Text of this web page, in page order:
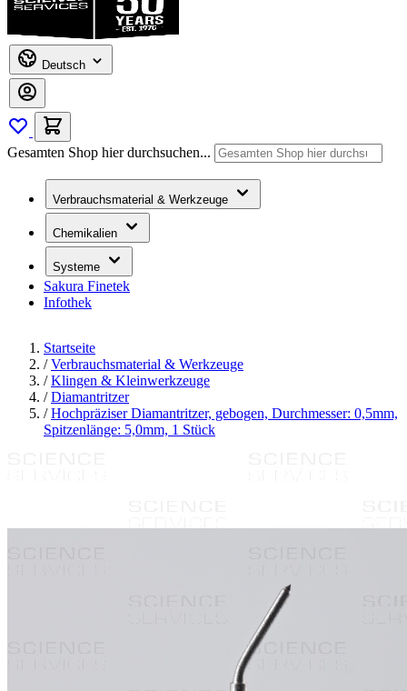
Deutsch
Gesamten Shop hier durchsuchen...
Verbrauchsmaterial & Werkzeuge
Chemikalien
Systeme
Sakura Finetek
Infothek
Startseite
/ Verbrauchsmaterial & Werkzeuge
/ Klingen & Kleinwerkzeuge
/ Diamantritzer
/ Hochpräziser Diamantritzer, gebogen, Durchmesser: 0,5mm,
Spitzenlänge: 5,0mm, 1 Stück